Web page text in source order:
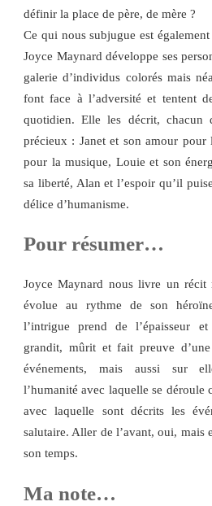
définir la place de père, de mère ?
Ce qui nous subjugue est
Joyce Maynard développe ses
galerie d’individus colorés mais
font face à l’adversité et tentent
quotidien. Elle les décrit, chacun
précieux : Janet et son amour pour
pour la musique, Louie et son
sa liberté, Alan et l’espoir qu’il
délice d’humanisme.
Pour résumer…
Joyce Maynard nous livre un récit
évolue au rythme de son
l’intrigue prend de l’épaisseur
grandit, mûrit et fait preuve
événements, mais aussi sur
l’humanité avec laquelle se déroule
avec laquelle sont décrits les
salutaire. Aller de l’avant, oui, mais
son temps.
Ma note…